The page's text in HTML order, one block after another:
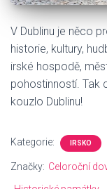
V Dublinu je něco
historie, kultury,
irské hospodě,
pohostinností. Tak
kouzlo Dublinu!
Kategorie: IRSKO
Značky: Celoroční